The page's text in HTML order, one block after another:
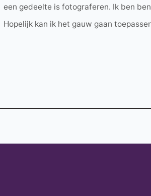
een gedeelte is fotograferen. Ik ben
Hopelijk kan ik het gauw gaan